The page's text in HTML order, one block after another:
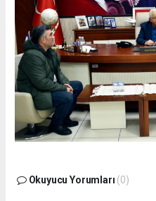
Okuyucu Yorumları (0)